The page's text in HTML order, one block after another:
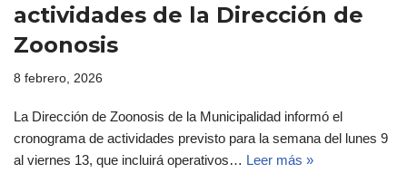
actividades de la Dirección de
Zoonosis
8 febrero, 2026
La Dirección de Zoonosis de la Municipalidad informó el
cronograma de actividades previsto para la semana del lunes 9
al viernes 13, que incluirá operativos… Leer más »